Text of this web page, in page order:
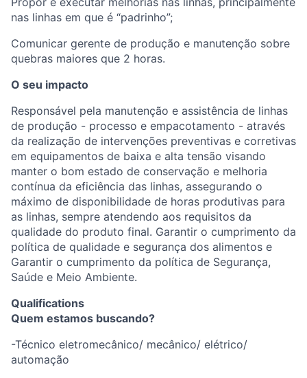
nas linhas em que é “padrinho”;
Comunicar gerente de produção e manutenção sobre
quebras maiores que 2 horas.
O seu impacto
Responsável pela manutenção e assistência de linhas
de produção - processo e empacotamento - através
da realização de intervenções preventivas e corretivas
em equipamentos de baixa e alta tensão visando
manter o bom estado de conservação e melhoria
contínua da eficiência das linhas, assegurando o
máximo de disponibilidade de horas produtivas para
as linhas, sempre atendendo aos requisitos da
qualidade do produto final. Garantir o cumprimento da
política de qualidade e segurança dos alimentos e
Garantir o cumprimento da política de Segurança,
Saúde e Meio Ambiente.
Qualifications
Quem estamos buscando?
-Técnico eletromecânico/ mecânico/ elétrico/
automação